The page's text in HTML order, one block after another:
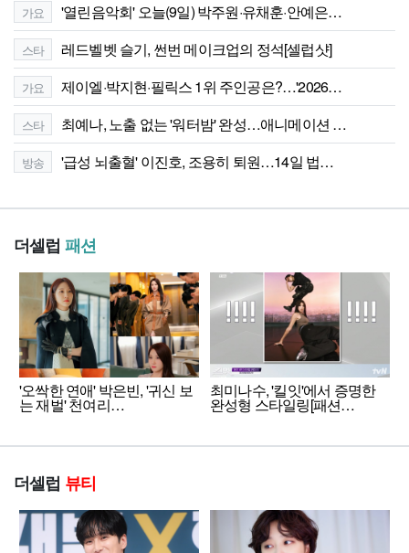
가요 '열린음악회' 오늘(9일) 박주원·유채훈·안예은…
스타 레드벨벳 슬기, 썬번 메이크업의 정석[셀럽샷]
가요 제이엘·박지현·필릭스 1위 주인공은?…'2026…
스타 최예나, 노출 없는 '워터밤' 완성…애니메이션 …
방송 '급성 뇌출혈' 이진호, 조용히 퇴원…14일 법…
더셀럽 패션
'오싹한 연애' 박은빈, '귀신 보
는 재벌' 천여리…
최미나수, '킬잇'에서 증명한
완성형 스타일링[패션…
더셀럽 뷰티